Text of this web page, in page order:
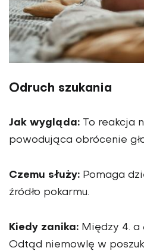
Odruch szukania
Jak wygląda: To reakcja
powodująca obrócenie
Czemu służy: Pomaga
źródło pokarmu.
Kiedy zanika: Między 4. a
Odtąd niemowlę w